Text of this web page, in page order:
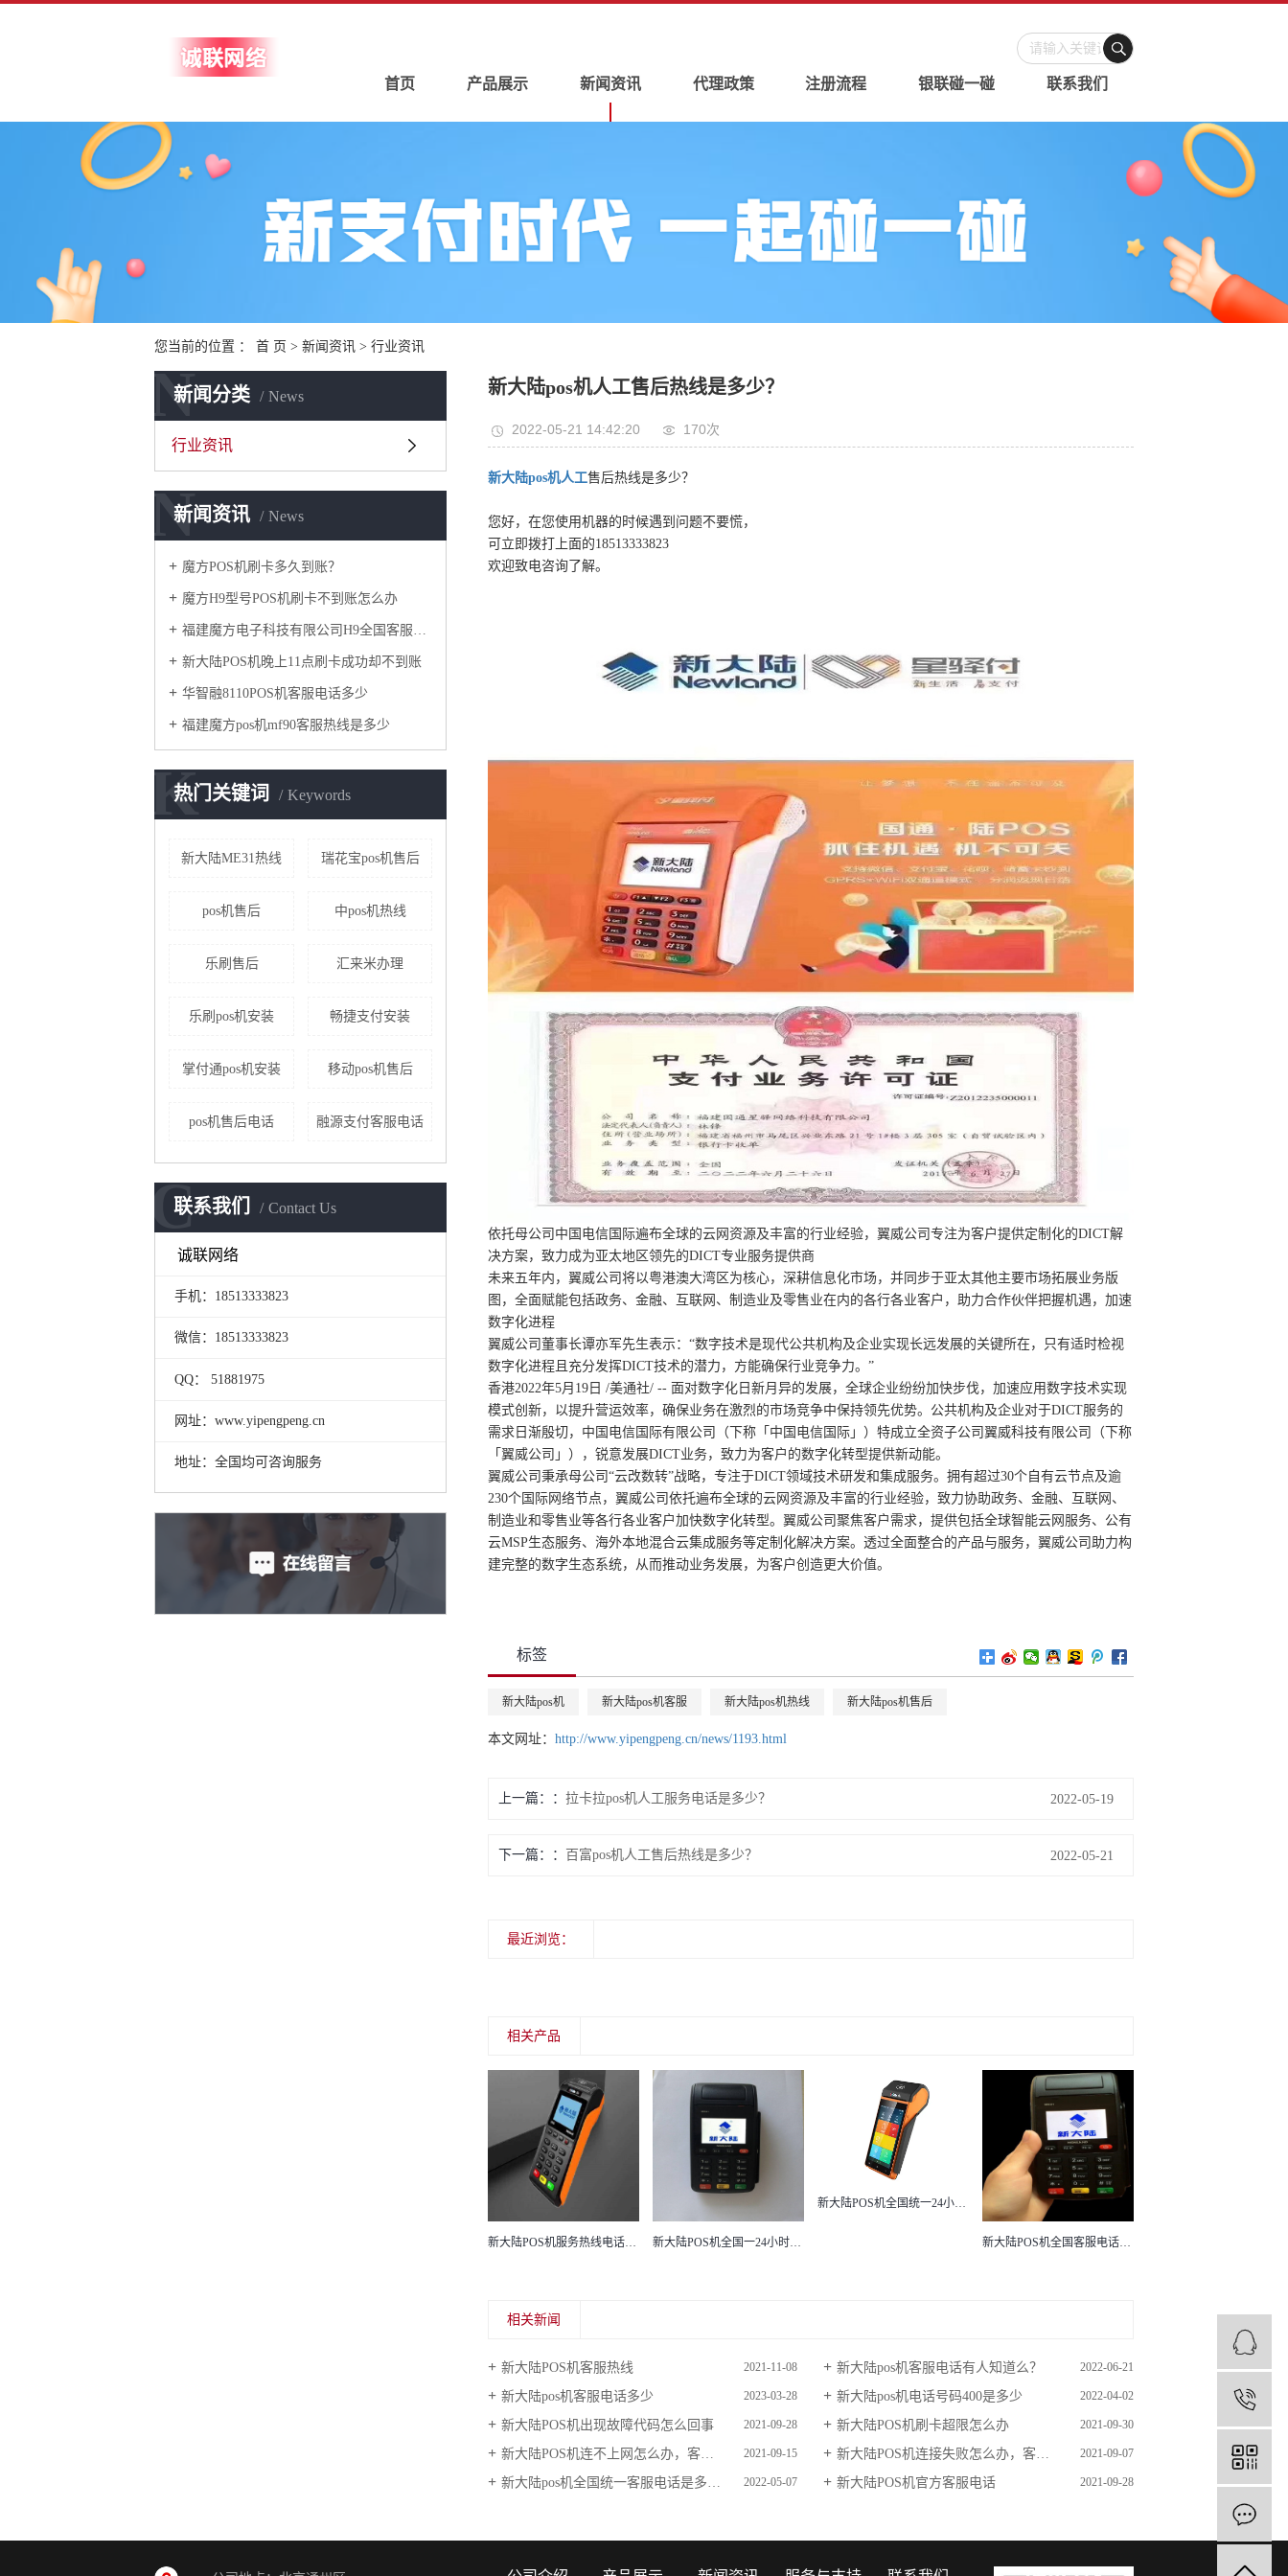
首页 产品展示 新闻资讯 代理政策 注册流程 银联碰一碰 联系我们
您当前的位置 ：首 页 >新闻资讯 >行业资讯
新闻分类 News
N
行业资讯
新闻资讯 News
N
魔方POS机刷卡多久到账？
魔方H9型号POS机刷卡不到账怎么办
福建魔方电子科技有限公司H9全国客服热线是多少
新大陆POS机晚上11点刷卡成功却不到账
华智融8110POS机客服电话多少
​福建魔方pos机mf90客服热线是多少
热门关键词 Keywords
K
新大陆ME31热线 瑞花宝pos机售后
pos机售后 中pos机热线
乐刷售后 汇来米办理
乐刷pos机安装 畅捷支付安装
掌付通pos机安装 移动pos机售后
pos机售后电话 融源支付客服电话
联系我们 Contact Us
C
诚联网络
手机：18513333823
微信：18513333823
QQ： 51881975
网址：www.yipengpeng.cn
地址：全国均可咨询服务
新大陆pos机人工售后热线是多少？
2022-05-21 14:42:20 170次
新大陆pos机人工售后热线是多少？
您好，在您使用机器的时候遇到问题不要慌，
可立即拨打上面的18513333823
欢迎致电咨询了解。
依托母公司中国电信国际遍布全球的云网资源及丰富的行业经验，翼威公司专注为客户提供定制化的DICT解
决方案，致力成为亚太地区领先的DICT专业服务提供商
未来五年内，翼威公司将以粤港澳大湾区为核心，深耕信息化市场，并同步于亚太其他主要市场拓展业务版
图，全面赋能包括政务、金融、互联网、制造业及零售业在内的各行各业客户，助力合作伙伴把握机遇，加速
数字化进程
翼威公司董事长谭亦军先生表示：“数字技术是现代公共机构及企业实现长远发展的关键所在，只有适时检视
数字化进程且充分发挥DICT技术的潜力，方能确保行业竞争力。”
香港2022年5月19日 /美通社/ -- 面对数字化日新月异的发展，全球企业纷纷加快步伐，加速应用数字技术实现
模式创新，以提升营运效率，确保业务在激烈的市场竞争中保持领先优势。公共机构及企业对于DICT服务的
需求日渐殷切，中国电信国际有限公司（下称「中国电信国际」）特成立全资子公司翼威科技有限公司（下称
「翼威公司」），锐意发展DICT业务，致力为客户的数字化转型提供新动能。
翼威公司秉承母公司“云改数转”战略，专注于DICT领域技术研发和集成服务。拥有超过30个自有云节点及逾
230个国际网络节点，翼威公司依托遍布全球的云网资源及丰富的行业经验，致力协助政务、金融、互联网、
制造业和零售业等各行各业客户加快数字化转型。翼威公司聚焦客户需求，提供包括全球智能云网服务、公有
云MSP生态服务、海外本地混合云集成服务等定制化解决方案。透过全面整合的产品与服务，翼威公司助力构
建完整的数字生态系统，从而推动业务发展，为客户创造更大价值。
标签
新大陆pos机 新大陆pos机客服 新大陆pos机热线 新大陆pos机售后
本文网址： http://www.yipengpeng.cn/news/1193.html
上一篇： 拉卡拉pos机人工服务电话是多少？ 2022-05-19
下一篇： 百富pos机人工售后热线是多少？ 2022-05-21
最近浏览：
相关产品
新大陆POS机服务热线电话是多少？ 新大陆POS机全国一24小时客服电话是多少？
新大陆POS机全国统一24小时官方客服热线是多少？
新大陆POS机全国客服电话是多少？
相关新闻
新大陆POS机客服热线 2021-11-08 新大陆pos机客服电话有人知道么？ 2022-06-21
新大陆pos机客服电话多少 2023-03-28 新大陆pos机电话号码400是多少 2022-04-02
新大陆POS机出现故障代码怎么回事 2021-09-28 新大陆POS机刷卡超限怎么办 2021-09-30
新大陆POS机连不上网怎么办，客服电话是多少 2021-09-15 新大陆POS机连接失败怎么办，客服电话是多少 2021-09-07
新大陆pos机全国统一客服电话是多少？ 2022-05-07 新大陆POS机官方客服电话 2021-09-28